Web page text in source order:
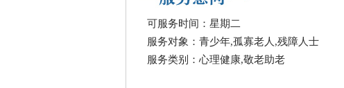
可服务时间：星期二
服务对象：青少年,孤寡老人,残障人士
服务类别：心理健康,敬老助老